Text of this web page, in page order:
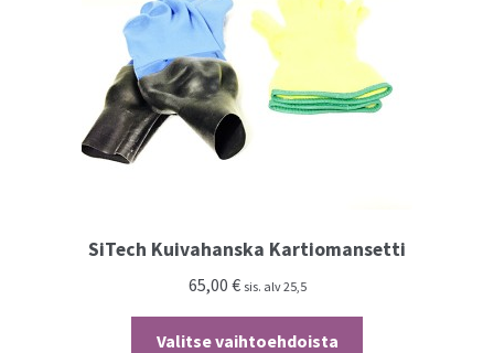
SiTech Kuivahanska Kartiomansetti
65,00 € sis. alv 25,5
Valitse vaihtoehdoista